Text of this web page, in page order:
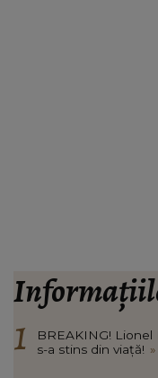
BREAKING!
s-a stins din viață! »